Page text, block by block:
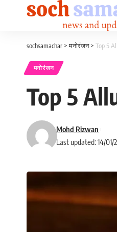
sochsamachar >मनोरंजन> Top 5
मनोरंजन
Top 5
Last updated: 14/
Mohd Rizwan